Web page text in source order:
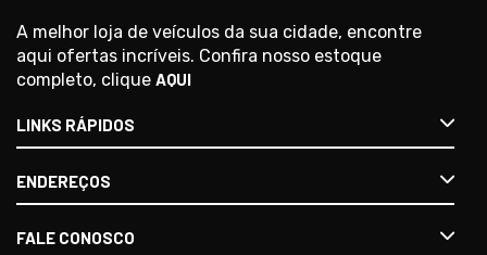
A melhor loja de veículos da sua cidade, encontre
aqui ofertas incríveis. Confira nosso estoque
completo, clique AQUI
LINKS RÁPIDOS
ENDEREÇOS
FALE CONOSCO